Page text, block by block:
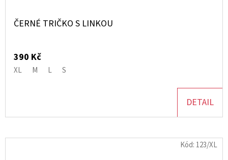
ČERNÉ TRIČKO S LINKOU
390 Kč
XL M L S
DETAIL
Kód: 123/XL